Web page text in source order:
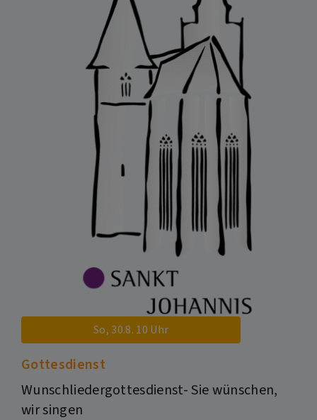
So, 30.8. 10 Uhr
Gottesdienst
Wunschliedergottesdienst- Sie wünschen,
wir singen